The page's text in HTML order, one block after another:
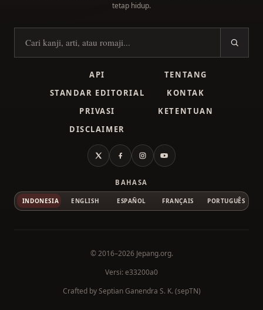
tetap hidup.
Cari kanji
API
TENTANG
STANDAR EDITORIAL
KONTAK
PRIVASI
KETENTUAN
DISCLAIMER
X FacebookInstagramYouTube
BAHASA
INDONESIA ENGLISH ESPAÑOL FRANÇAIS PORTUGUÊS
© 2016–2026 Jepang.org.
Versi: e33200a0
Crafted bySeptian Ganendra S. K. (sepTN)